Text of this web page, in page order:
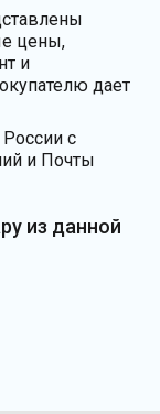
цены,
и
дает
с
и Почты
из данной